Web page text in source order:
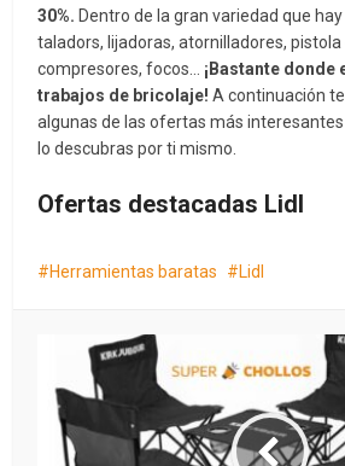
30%. Dentro de la gran variedad que
taladors, lijadoras, atornilladores, pistola
compresores, focos… ¡Bastante donde
trabajos de bricolaje!A continuación
algunas de las ofertas más
lo descubras por ti mismo.
Ofertas destacadas Lidl
Herramientas baratas Lidl